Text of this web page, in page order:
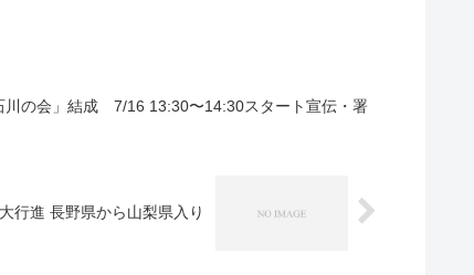
川の会」結成 7/16 13:30〜14:30スタート宣伝・署
行進 長野県から山梨県入り